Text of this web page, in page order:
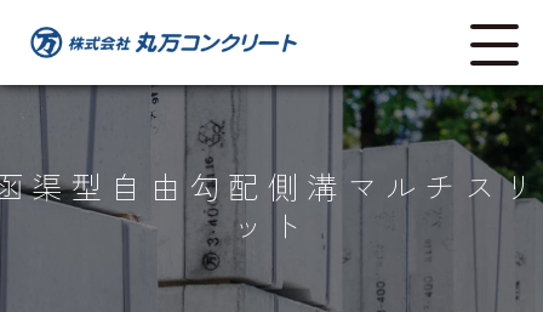
渠型自由勾配側溝マルチスリ
ット